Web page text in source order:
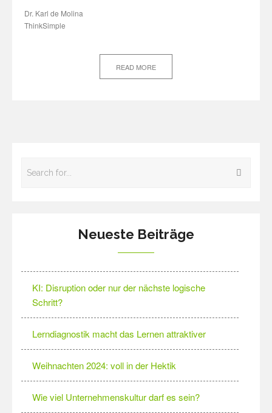
Dr. Karl de Molina
ThinkSimple
READ MORE
Neueste Beiträge
KI: Disruption oder nur der nächste logische
Schritt?
Lerndiagnostik macht das Lernen attraktiver
Weihnachten 2024: voll in der Hektik
Wie viel Unternehmenskultur darf es sein?